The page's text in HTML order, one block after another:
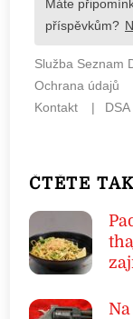
ČTĚTE